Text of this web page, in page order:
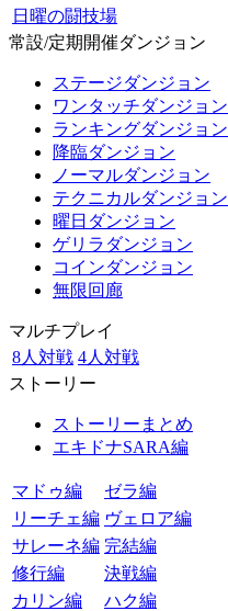
日曜の闘技場
常設/定期開催ダンジョン
ステージダンジョン
ワンタッチダンジョン
ランキングダンジョン
降臨ダンジョン
ノーマルダンジョン
テクニカルダンジョン
曜日ダンジョン
ゲリラダンジョン
コインダンジョン
無限回廊
マルチプレイ
8人対戦 4人対戦
ストーリー
ストーリーまとめ
エキドナSARA編
マドゥ編
ゼラ編
リーチェ編 ヴェロア編
サレーネ編 完結編
修行編
決戦編
カリン編
ハク編